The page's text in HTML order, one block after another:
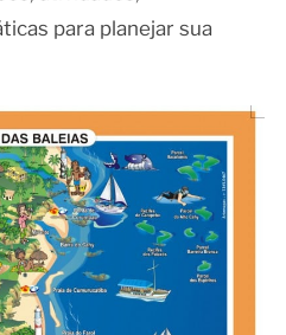
para planejar sua